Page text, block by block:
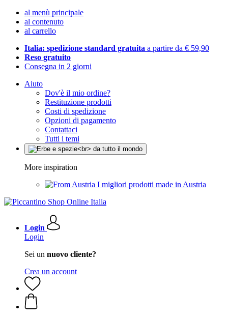
al menù principale
al contenuto
al carrello
Italia: spedizione standard gratuita a partire da € 59,90
Reso gratuito
Consegna in 2 giorni
Aiuto
Dov'è il mio ordine?
Restituzione prodotti
Costi di spedizione
Opzioni di pagamento
Contattaci
Tutti i temi
More inspiration
I migliori prodotti made in Austria
Login
Login
Sei un nuovo cliente?
Crea un account